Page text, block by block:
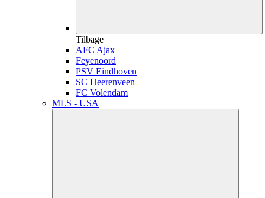
Tilbage
AFC Ajax
Feyenoord
PSV Eindhoven
SC Heerenveen
FC Volendam
MLS - USA